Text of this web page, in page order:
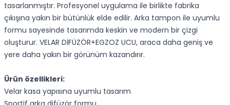
tasarlanmıştır. Profesyonel uygulama ile birlikte fabrika
çıkışına yakın bir bütünlük elde edilir. Arka tampon ile uyumlu
formu sayesinde tasarımda keskin ve modern bir çizgi
oluşturur. VELAR DİFÜZÖR+EGZOZ UCU, araca daha geniş ve
yere daha yakın bir görünüm kazandırır.
Ürün özellikleri:
Velar kasa yapısına uyumlu tasarım